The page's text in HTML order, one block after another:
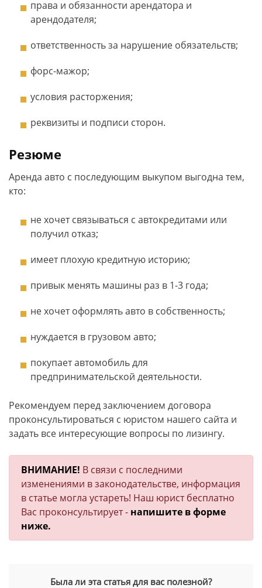
права и обязанности арендатора и
арендодателя;
ответственность за нарушение обязательств;
форс-мажор;
условия расторжения;
реквизиты и подписи сторон.
Резюме
Аренда авто с последующим выкупом выгодна тем,
кто:
не хочет связываться с автокредитами или
получил отказ;
имеет плохую кредитную историю;
привык менять машины раз в 1-3 года;
не хочет оформлять авто в собственность;
нуждается в грузовом авто;
покупает автомобиль для
предпринимательской деятельности.
Рекомендуем перед заключением договора
проконсультироваться с юристом нашего сайта и
задать все интересующие вопросы по лизингу.
ВНИМАНИЕ! В связи с последними
изменениями в законодательстве, информация
в статье могла устареть! Наш юрист бесплатно
Вас проконсультирует - напишите в форме
ниже.
Была ли эта статья для вас полезной?